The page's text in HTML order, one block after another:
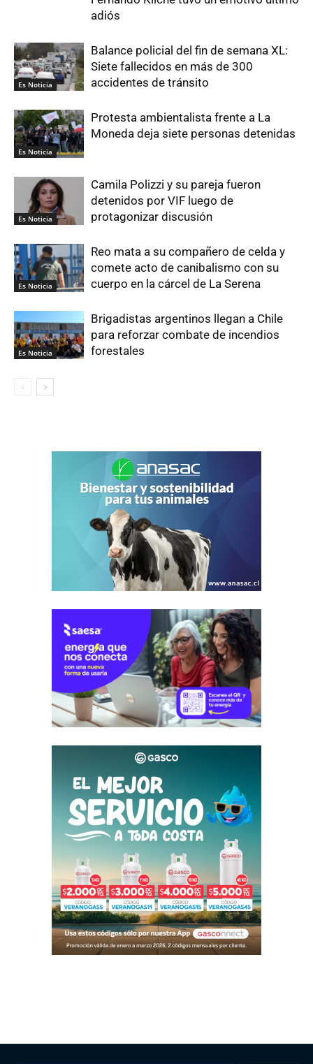
adiós
Es Noticia
Balance policial del fin de semana XL:
Siete fallecidos en más de 300
accidentes de tránsito
Es Noticia
Protesta ambientalista frente a La
Moneda deja siete personas detenidas
Es Noticia
Camila Polizzi y su pareja fueron
detenidos por VIF luego de
protagonizar discusión
Es Noticia
Reo mata a su compañero de celda y
comete acto de canibalismo con su
cuerpo en la cárcel de La Serena
Es Noticia
Brigadistas argentinos llegan a Chile
para reforzar combate de incendios
forestales